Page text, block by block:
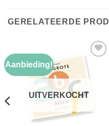
GERELATEERDE
Aanbieding!
aan
verlanglijst
UITVERKOCHT